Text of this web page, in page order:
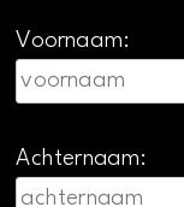
Voornaam:
Achternaam: